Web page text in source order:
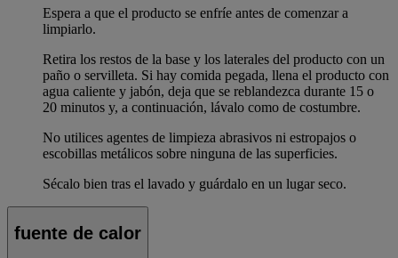
Espera a que el producto se enfríe antes de comenzar a
limpiarlo.
Retira los restos de la base y los laterales del producto con un
paño o servilleta. Si hay comida pegada, llena el producto con
agua caliente y jabón, deja que se reblandezca durante 15 o
20 minutos y, a continuación, lávalo como de costumbre.
No utilices agentes de limpieza abrasivos ni estropajos o
escobillas metálicos sobre ninguna de las superficies.
Sécalo bien tras el lavado y guárdalo en un lugar seco.
fuente de calor